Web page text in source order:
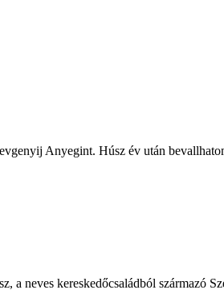
Anyegint. Húsz év után
a neves kereskedőcsaládból származó